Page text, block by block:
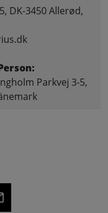
DK-3450 Allerød,
Parkvej 3-5,